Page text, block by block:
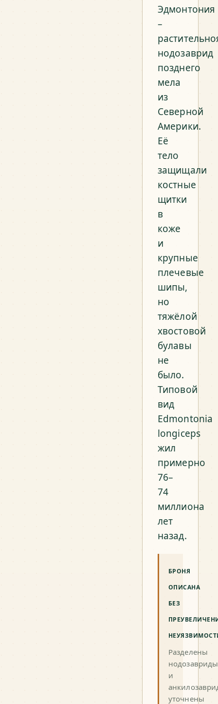
Эдмонтония
–
нодозаврид
позднего
мела
из
Северной
Америки.
Её
тело
защищали
костные
щитки
в
коже
и
крупные
плечевые
шипы,
но
тяжёлой
хвостовой
булавы
не
было.
Типовой
вид
Edmontonia
longiceps
жил
примерно
76–
74
миллиона
лет
назад.
БРОНЯ
ОПИСАНА
БЕЗ
Разделены
нодозавриды
и
уточнены